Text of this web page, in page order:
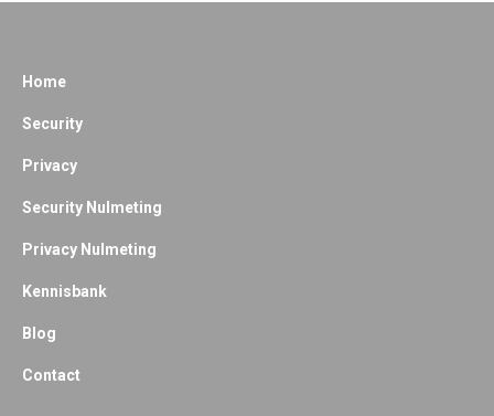
Home
Security
Privacy
Security Nulmeting
Privacy Nulmeting
Kennisbank
Blog
Contact